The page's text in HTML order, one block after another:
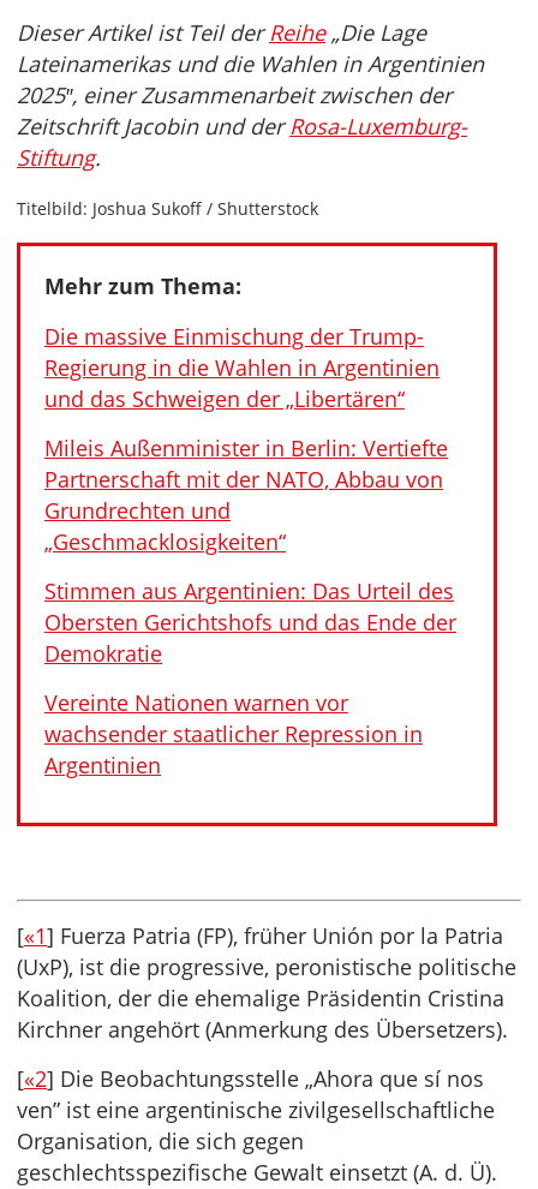
Dieser Artikel ist Teil derReihe„Die Lage
Lateinamerikas und die Wahlen in Argentinien
2025″, einer Zusammenarbeit zwischen der
Zeitschrift Jacobin und derRosa-Luxemburg-
Stiftung.
Titelbild: Joshua Sukoff / Shutterstock
Mehr zum Thema:
Die massive Einmischung der Trump-
Regierung in die Wahlen in Argentinien
und das Schweigen der „Libertären“
Mileis Außenminister in Berlin: Vertiefte
Partnerschaft mit der NATO, Abbau von
Grundrechten und
„Geschmacklosigkeiten“
Stimmen aus Argentinien: Das Urteil des
Obersten Gerichtshofs und das Ende der
Demokratie
Vereinte Nationen warnen vor
wachsender staatlicher Repression in
Argentinien
[«1] Fuerza Patria (FP), früher Unión por la Patria
(UxP), ist die progressive, peronistische politische
Koalition, der die ehemalige Präsidentin Cristina
Kirchner angehört (Anmerkung des Übersetzers).
[«2] Die Beobachtungsstelle „Ahora que sí nos
ven” ist eine argentinische zivilgesellschaftliche
Organisation, die sich gegen
geschlechtsspezifische Gewalt einsetzt (A. d. Ü).